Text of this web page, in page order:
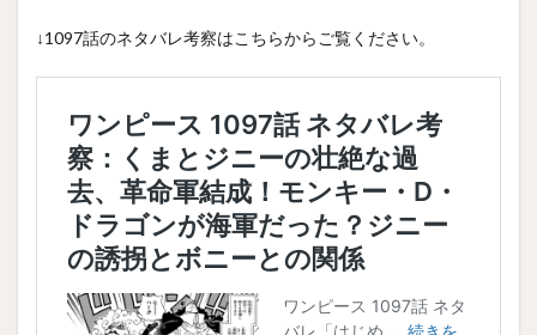
↓1097話のネタバレ考察はこちらからご覧ください。